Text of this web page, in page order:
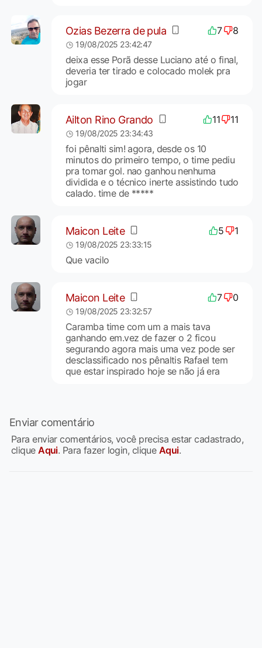
Ozias Bezerra de pula 7 8
19/08/2025 23:42:47
deixa esse Porã desse Luciano até o final,
deveria ter tirado e colocado molek pra
jogar
Ailton Rino Grando 11 11
19/08/2025 23:34:43
foi pênalti sim! agora, desde os 10
minutos do primeiro tempo, o time pediu
pra tomar gol. nao ganhou nenhuma
dividida e o técnico inerte assistindo tudo
calado. time de *****
Maicon Leite 5 1
19/08/2025 23:33:15
Que vacilo
Maicon Leite 7 0
19/08/2025 23:32:57
Caramba time com um a mais tava
ganhando em.vez de fazer o 2 ficou
segurando agora mais uma vez pode ser
desclassificado nos pênaltis Rafael tem
que estar inspirado hoje se não já era
Enviar comentário
Para enviar comentários, você precisa estar cadastrado,
cliqueAqui. Para fazer login, clique Aqui.